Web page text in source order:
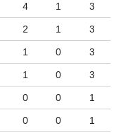
4 1 3
2 1 3
1 0 3
1 0 3
0 0 1
0 0 1